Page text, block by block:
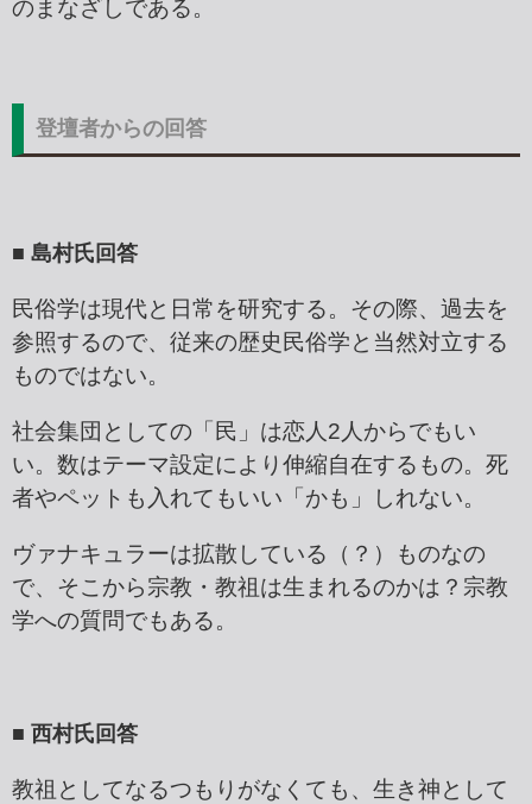
のまなざしである。
登壇者からの回答
■ 島村氏回答
民俗学は現代と日常を研究する。その際、過去を
参照するので、従来の歴史民俗学と当然対立する
ものではない。
社会集団としての「民」は恋人2人からでもい
い。数はテーマ設定により伸縮自在するもの。死
者やペットも入れてもいい「かも」しれない。
ヴァナキュラーは拡散している（？）ものなの
で、そこから宗教・教祖は生まれるのかは？宗教
学への質問でもある。
■ 西村氏回答
教祖としてなるつもりがなくても、生き神として